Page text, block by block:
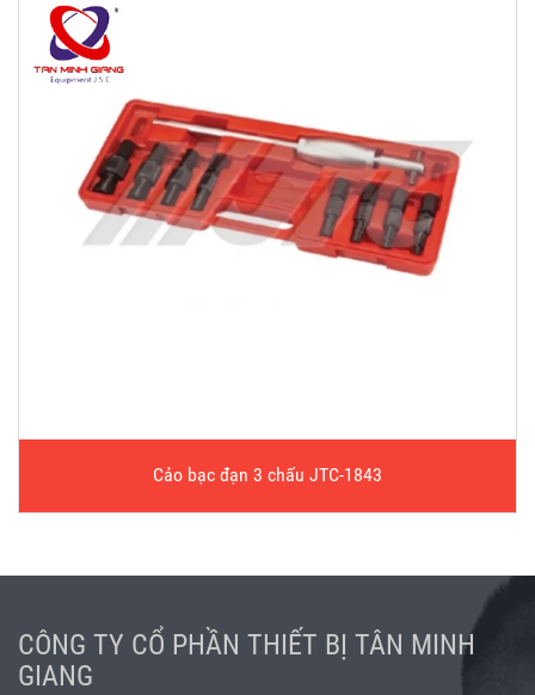
Cảo bạc đạn 3 chấu JTC-1843
CÔNG TY CỔ PHẦN THIẾT BỊ TÂN MINH
GIANG